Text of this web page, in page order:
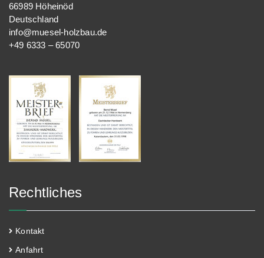
66989 Höheinöd
Deutschland
info@muesel-holzbau.de
+49 6333 – 65070
Rechtliches
Kontakt
Anfahrt